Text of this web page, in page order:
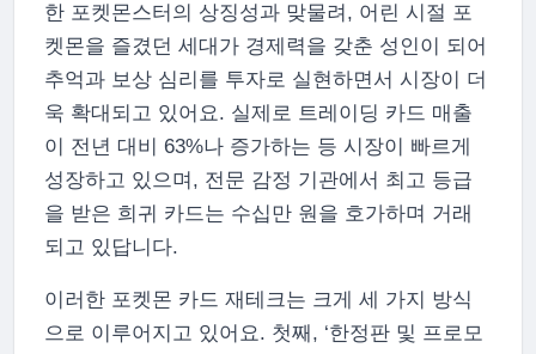
한 포켓몬스터의 상징성과 맞물려, 어린 시절 포
켓몬을 즐겼던 세대가 경제력을 갖춘 성인이 되어
추억과 보상 심리를 투자로 실현하면서 시장이 더
욱 확대되고 있어요. 실제로 트레이딩 카드 매출
이 전년 대비 63%나 증가하는 등 시장이 빠르게
성장하고 있으며, 전문 감정 기관에서 최고 등급
을 받은 희귀 카드는 수십만 원을 호가하며 거래
되고 있답니다.
이러한 포켓몬 카드 재테크는 크게 세 가지 방식
으로 이루어지고 있어요. 첫째, ‘한정판 및 프로모